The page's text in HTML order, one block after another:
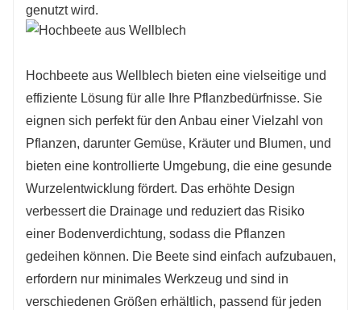
genutzt wird.
Hochbeete aus Wellblech bieten eine vielseitige und
effiziente Lösung für alle Ihre Pflanzbedürfnisse. Sie
eignen sich perfekt für den Anbau einer Vielzahl von
Pflanzen, darunter Gemüse, Kräuter und Blumen, und
bieten eine kontrollierte Umgebung, die eine gesunde
Wurzelentwicklung fördert. Das erhöhte Design
verbessert die Drainage und reduziert das Risiko
einer Bodenverdichtung, sodass die Pflanzen
gedeihen können. Die Beete sind einfach aufzubauen,
erfordern nur minimales Werkzeug und sind in
verschiedenen Größen erhältlich, passend für jeden